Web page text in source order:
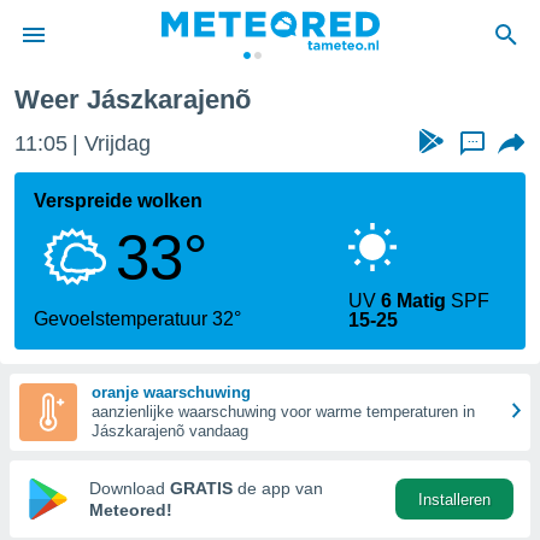
door
verstrekte
hoge
hebt de
voor
op basis
Weer Jászkarajenõ
11:05 Vrijdag ...
Verspreide wolken
33°
Gevoelstemperatuur 32°
UV6 Matig SPF
15-25
oranje waarschuwing
aanzienlijke waarschuwing voor warme temperaturen in
Jászkarajenõ vandaag
Download GRATIS de app van
Meteored!
Installeren